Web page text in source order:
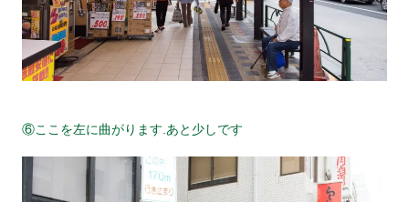
⑥ここを左に曲がります.あと少しです